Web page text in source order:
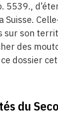
5539.,
Suisse.
sur son
des
dossier
du